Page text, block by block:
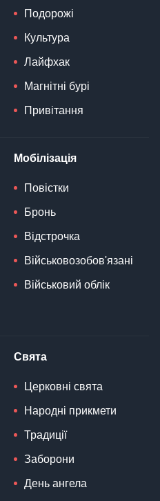
Подорожі
Культура
Лайфхак
Магнітні бурі
Привітання
Мобілізація
Повістки
Бронь
Відстрочка
Військовозобов'язані
Військовий облік
Свята
Церковні свята
Народні прикмети
Традиції
Заборони
День ангела